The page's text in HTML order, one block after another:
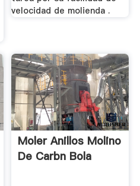
velocidad de molienda .
Moler Anillos Molino
De Carbn Bola